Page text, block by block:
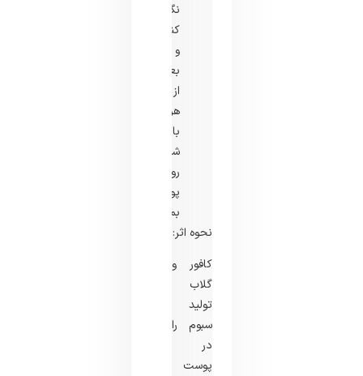
نگهداری
کنید
و
بعد
از
هر
بار
شستشو
روی
پوست
بمالید.
نحوه اثر:
کافور و
گلاب
تولید
سبوم را
در
پوست